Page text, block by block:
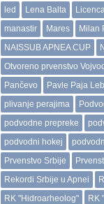
led
Lena Balta Licenca
manastir
Mares Milan
NAISSUB APNEA CUP
Otvoreno prvenstvo
Pančevo
Pavle Paja
plivanje perajima
podvodne prepreke
podvodni hokej
Prvenstvo Srbije
Rekordi Srbije u Apnei
RK "Hidroarheolog"
RK